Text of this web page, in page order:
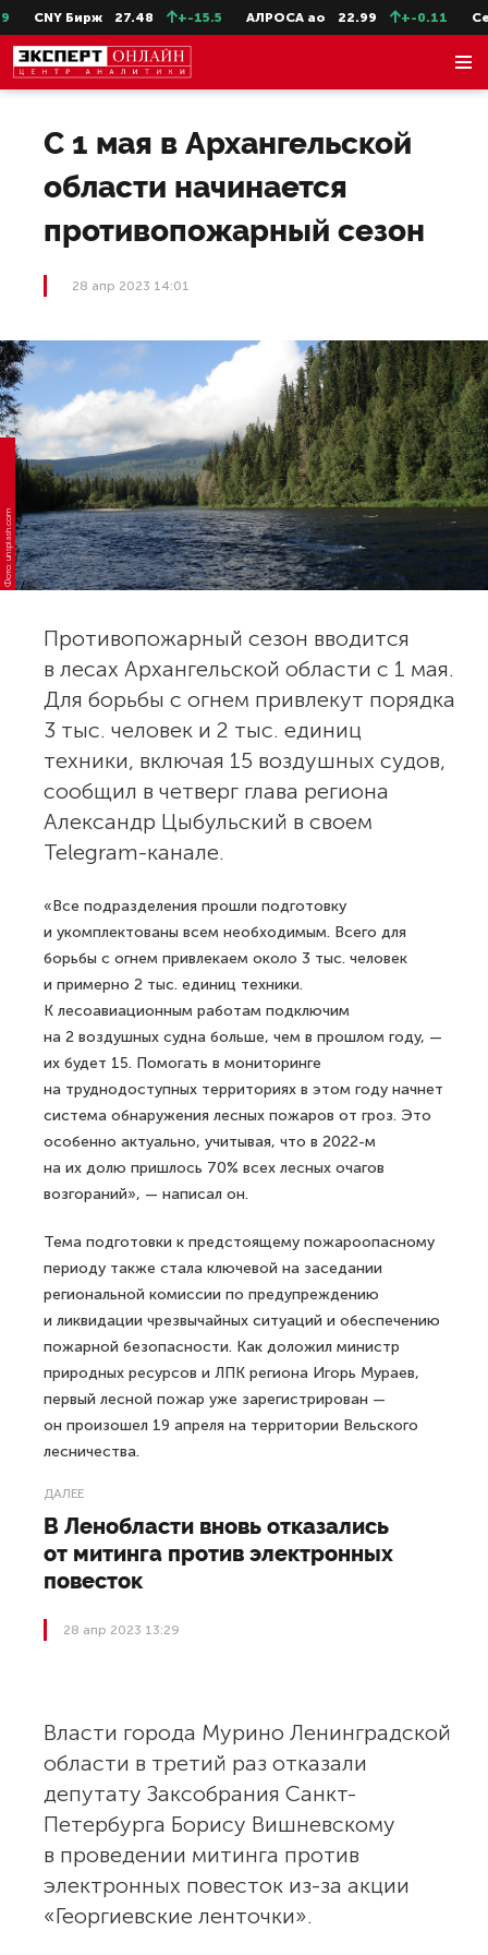
CNY Бирж 27.48 +-15.5 АЛРОСА ао 22.99 +-0.11
С 1 мая в Архангельской
области начинается
противопожарный сезон
28 апр 2023 14:01
Фото: unsplash.com
Противопожарный сезон вводится
в лесах Архангельской области с 1 мая.
Для борьбы с огнем привлекут порядка
3 тыс. человек и 2 тыс. единиц
техники, включая 15 воздушных судов,
сообщил в четверг глава региона
Александр Цыбульский в своем
Telegram-канале.
«Все подразделения прошли подготовку
и укомплектованы всем необходимым. Всего для
борьбы с огнем привлекаем около 3 тыс. человек
и примерно 2 тыс. единиц техники.
К лесоавиационным работам подключим
на 2 воздушных судна больше, чем в прошлом году, —
их будет 15. Помогать в мониторинге
на труднодоступных территориях в этом году начнет
система обнаружения лесных пожаров от гроз. Это
особенно актуально, учитывая, что в 2022-м
на их долю пришлось 70% всех лесных очагов
возгораний», — написал он.
Тема подготовки к предстоящему пожароопасному
периоду также стала ключевой на заседании
региональной комиссии по предупреждению
и ликвидации чрезвычайных ситуаций и обеспечению
пожарной безопасности. Как доложил министр
природных ресурсов и ЛПК региона Игорь Мураев,
первый лесной пожар уже зарегистрирован —
он произошел 19 апреля на территории Вельского
лесничества.
ДАЛЕЕ
В Ленобласти вновь отказались
от митинга против электронных
повесток
28 апр 2023 13:29
Власти города Мурино Ленинградской
области в третий раз отказали
депутату Заксобрания Санкт-
Петербурга Борису Вишневскому
в проведении митинга против
электронных повесток из-за акции
«Георгиевские ленточки».